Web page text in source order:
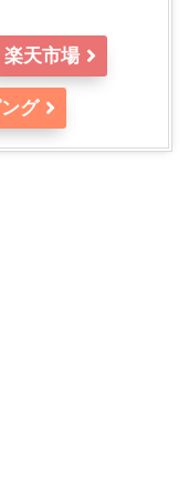
楽天市場
グ